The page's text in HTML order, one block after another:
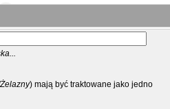
) mają być traktowane jako jedno